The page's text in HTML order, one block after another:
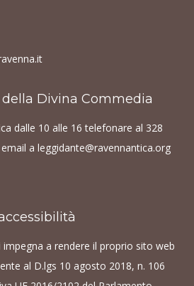
Divina Commedia
dalle 10 alle 16 telefonare al 328
a leggidante@ravennantica.org
impegna a rendere il proprio sito web
al D.lgs 10 agosto 2018, n. 106